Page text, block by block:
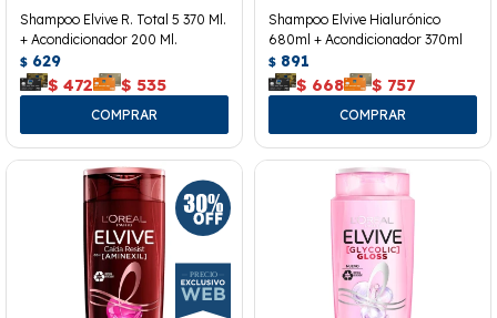
Shampoo Elvive R. Total 5 370 Ml.
+ Acondicionador 200 Ml.
$ 629
$ 472 $ 535
Shampoo Elvive Hialurónico
680ml + Acondicionador 370ml
$ 891
$ 668 $ 757